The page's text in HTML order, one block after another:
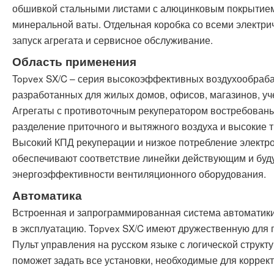
обшивкой стальными листами с алюцинковым
минеральной ваты. Отдельная коробка со всеми
запуск агрегата и сервисное обслуживание.
Область применения
Topvex SX/C – серия высокоэффективных
разработанных для жилых домов, офисов, магазинов,
Агрегаты с противоточным рекуператором
разделение приточного и вытяжного воздуха и
Высокий КПД рекуперации и низкое потребление
обеспечивают соответствие линейки действующим и
энергоэффективности вентиляционного оборудования.
Автоматика
Встроенная и запрограммированная система
в эксплуатацию. Topvex SX/C имеют дружественную для
Пульт управления на русском языке с логической
поможет задать все установки, необходимые для